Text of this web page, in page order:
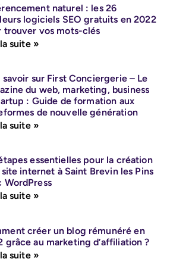
naturel : les 26
logiciels SEO gratuits en 2022
trouver vos mots-clés
suite »
savoir sur First Conciergerie – Le
du web, marketing, business
: Guide de formation aux
de nouvelle génération
suite »
essentielles pour la création
site internet à Saint Brevin les Pins
WordPress
suite »
créer un blog rémunéré en
grâce au marketing d’affiliation ?
suite »